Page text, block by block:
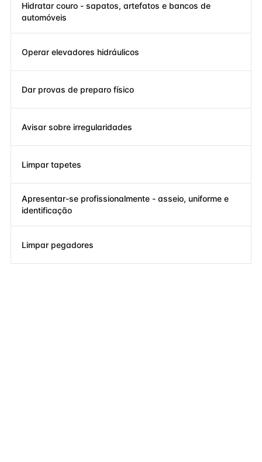
Hidratar couro - sapatos, artefatos e bancos de
automóveis
Operar elevadores hidráulicos
Dar provas de preparo físico
Avisar sobre irregularidades
Limpar tapetes
Apresentar-se profissionalmente - asseio, uniforme e
identificação
Limpar pegadores